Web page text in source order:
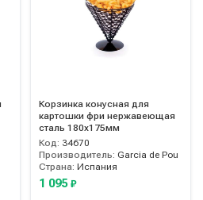
Корзинка конусная для
картошки фри нержавеющая
сталь 180х175мм
Код: 34670
Производитель: Garcia de Pou
Страна: Испания
1 095 ₽